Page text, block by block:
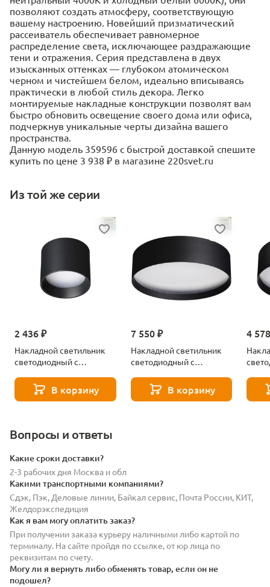
позволяют создать атмосферу, соответствующую
вашему настроению. Новейший призматический
рассеиватель обеспечивает равномерное
распределение света, исключающее раздражающие
тени и отражения. Серия представлена в двух
изысканных оттенках — глубоком атомическом
черном и чистейшем белом, идеально вписываясь
практически в любой стиль декора. Легко
монтируемые накладные конструкции позволят вам
быстро обновить освещение своего дома или офиса,
подчеркнув уникальные черты дизайна вашего
пространства.
Данную модель 359596 с быстрой доставкой спешите
купить по цене 3 938 ₽ в магазине 220svet.ru
Из той же серии
2 436 ₽
Накладной светильник
светодиодный с
цветовой темперетуры
Novotech ORBIS 359593
В корзину
7 550 ₽
Накладной светильник
светодиодный с
цветовой темперетуры
Novotech ORBIS 359601
В корзину
4
Вопросы и ответы
Какие сроки доставки?
2-3 рабочих дня Москва и обл
Какими транспортными компаниями?
Сдэк, Пэк, Деловые линии, Байкал сервис, Почта России, КИТ,
Желдорэкспедиция
Как я вам могу оплатить заказ?
При получении заказа курьеру наличными либо картой по
терминалу. На сайте пройдя по ссылке, от юр лица по
реквизитам по счету.
Могу ли я вернуть либо обменять товар, если он не
подошел?